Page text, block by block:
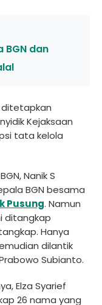
BGN dan
ditetapkan
Kejaksaan
tata kelola
Nanik S
BGN besama
Pusung. Namun
ditangkap
Hanya
dilantik
Subianto.
Elza Syarief
26 nama yang